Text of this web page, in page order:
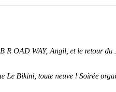
R OAD WAY, Angil, et le retour
Le Bikini, toute neuve ! Soirée